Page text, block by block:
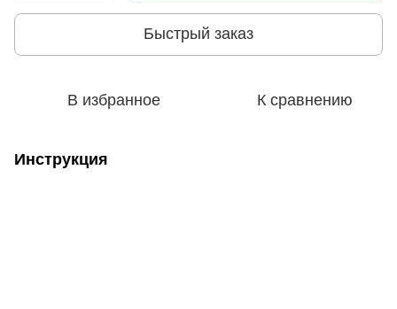
Быстрый заказ
В избранное К сравнению
Инструкция